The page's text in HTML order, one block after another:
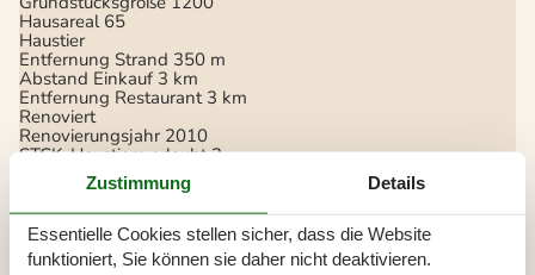
Hausareal 65
Haustier
Entfernung Strand 350 m
Abstand Einkauf 3 km
Entfernung Restaurant 3 km
Renoviert
Renovierungsjahr 2010
STCK. Haustiere erlaubt 2
Anzahl der Erwachsenen
Aktivitäten im Freien
Gartenmöbel
Kühl grillen
Zustimmung Details
Essentielle Cookies stellen sicher, dass die Website
funktioniert, Sie können sie daher nicht deaktivieren.